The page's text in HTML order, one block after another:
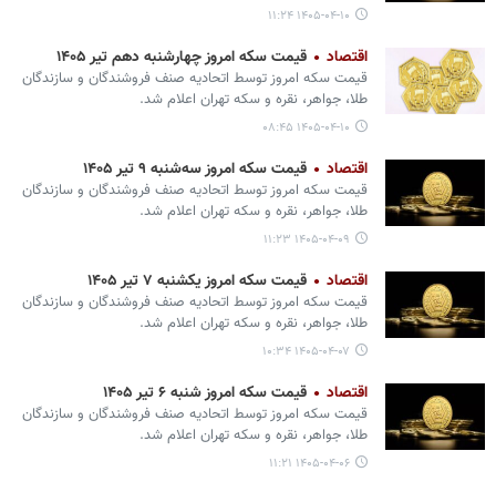
۱۴۰۵-۰۴-۱۰ ۱۱:۲۴
اقتصاد قیمت سکه امروز چهارشنبه دهم تیر ۱۴۰۵
قیمت سکه امروز توسط اتحادیه صنف فروشندگان و سازندگان
طلا، جواهر، نقره و سکه تهران اعلام شد.
۱۴۰۵-۰۴-۱۰ ۰۸:۴۵
اقتصاد قیمت سکه امروز سه‌شنبه ۹ تیر ۱۴۰۵
قیمت سکه امروز توسط اتحادیه صنف فروشندگان و سازندگان
طلا، جواهر، نقره و سکه تهران اعلام شد.
۱۴۰۵-۰۴-۰۹ ۱۱:۲۳
اقتصاد قیمت سکه امروز یکشنبه ۷ تیر ۱۴۰۵
قیمت سکه امروز توسط اتحادیه صنف فروشندگان و سازندگان
طلا، جواهر، نقره و سکه تهران اعلام شد.
۱۴۰۵-۰۴-۰۷ ۱۰:۳۴
اقتصاد قیمت سکه امروز شنبه ۶ تیر ۱۴۰۵
قیمت سکه امروز توسط اتحادیه صنف فروشندگان و سازندگان
طلا، جواهر، نقره و سکه تهران اعلام شد.
۱۴۰۵-۰۴-۰۶ ۱۱:۲۱